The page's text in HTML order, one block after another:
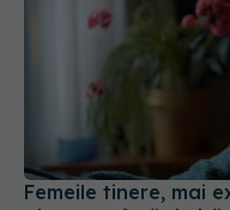
Femeile tinere, mai
alarmant față de
20 sep 2025, 16:26